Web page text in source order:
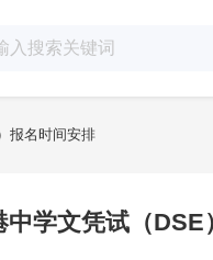
报名时间安排
中学文凭试（DSE